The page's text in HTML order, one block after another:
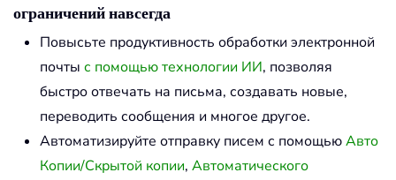
ограничений навсегда
Повысьте продуктивность обработки электронной
почты с помощью технологии ИИ, позволяя
быстро отвечать на письма, создавать новые,
переводить сообщения и многое другое.
Автоматизируйте отправку писем с помощьюАвто
Копии/Скрытой копии, Автоматического